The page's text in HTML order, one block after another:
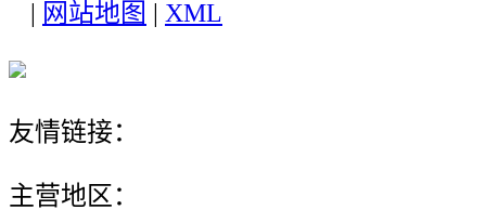
网站地图 XML
友情链接：
主营地区：